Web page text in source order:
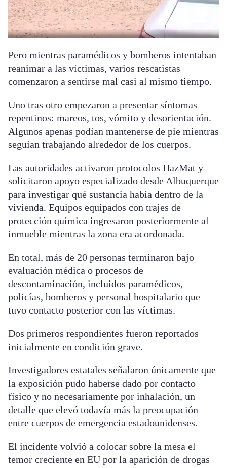
Pero mientras paramédicos y bomberos intentaban
reanimar a las víctimas, varios rescatistas
comenzaron a sentirse mal casi al mismo tiempo.
Uno tras otro empezaron a presentar síntomas
repentinos: mareos, tos, vómito y desorientación.
Algunos apenas podían mantenerse de pie mientras
seguían trabajando alrededor de los cuerpos.
Las autoridades activaron protocolos HazMat y
solicitaron apoyo especializado desde Albuquerque
para investigar qué sustancia había dentro de la
vivienda. Equipos equipados con trajes de
protección química ingresaron posteriormente al
inmueble mientras la zona era acordonada.
En total, más de 20 personas terminaron bajo
evaluación médica o procesos de
descontaminación, incluidos paramédicos,
policías, bomberos y personal hospitalario que
tuvo contacto posterior con las víctimas.
Dos primeros respondientes fueron reportados
inicialmente en condición grave.
Investigadores estatales señalaron únicamente que
la exposición pudo haberse dado por contacto
físico y no necesariamente por inhalación, un
detalle que elevó todavía más la preocupación
entre cuerpos de emergencia estadounidenses.
El incidente volvió a colocar sobre la mesa el
temor creciente en EU por la aparición de drogas